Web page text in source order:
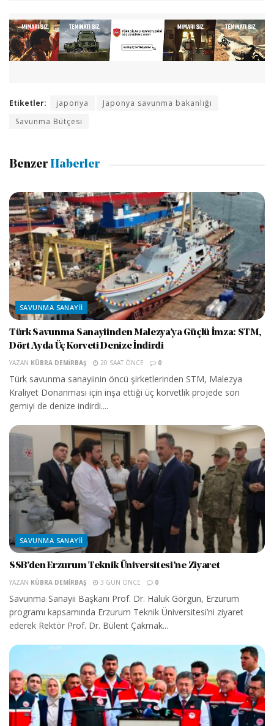
Etiketler: japonya
Japonya savunma bakanlığı
Savunma Bütçesi
Benzer Haberler
SAVUNMA SANAYII
Türk Savunma Sanayiinden Malezya’ya Güçlü İmza: STM,
Dört Ayda Üç Korveti Denize İndirdi
YAZAN KÜBRA DEMIRBAŞ 20 SAAT ÖNCE 0
Türk savunma sanayiinin öncü şirketlerinden STM, Malezya
Kraliyet Donanması için inşa ettiği üç korvetlik projede son
gemiyi de denize indirdi....
SAVUNMA SANAYII
SSB’den Erzurum Teknik Üniversitesi’ne Ziyaret
YAZAN KÜBRA DEMIRBAŞ 3 GÜN ÖNCE 0
Savunma Sanayii Başkanı Prof. Dr. Haluk Görgün, Erzurum
programı kapsamında Erzurum Teknik Üniversitesi’ni ziyaret
ederek Rektör Prof. Dr. Bülent Çakmak...